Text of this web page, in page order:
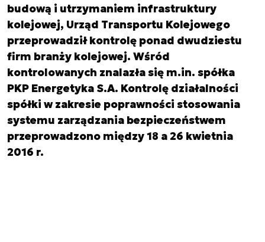
budową i utrzymaniem infrastruktury
kolejowej, Urząd Transportu Kolejowego
przeprowadził kontrolę ponad dwudziestu
firm branży kolejowej. Wśród
kontrolowanych znalazła się m.in. spółka
PKP Energetyka S.A. Kontrolę działalności
spółki w zakresie poprawności stosowania
systemu zarządzania bezpieczeństwem
przeprowadzono między 18 a 26 kwietnia
2016 r.